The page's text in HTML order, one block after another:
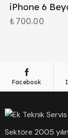
iPhone 6
₺700.00
Facebook
Sektöre 2005